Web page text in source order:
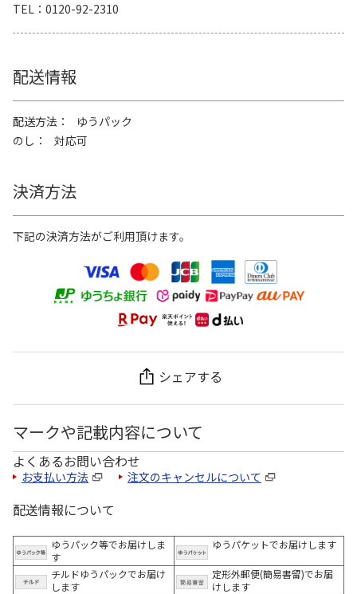
TEL
0120-92-2310
配送情報
配送方法
ゆうパック
のし
対応可
決済方法
下記の決済方法がご利用頂けます。
シェアする
マークや記載内容について
よくあるお問い合わせ
お支払い方法 注文のキャンセルについて
配送情報について
ゆうパック等でお届けしま
す
ゆうパケットでお届けします
チルドゆうパックでお届け
します
定形外郵便(簡易書留)でお届
けします